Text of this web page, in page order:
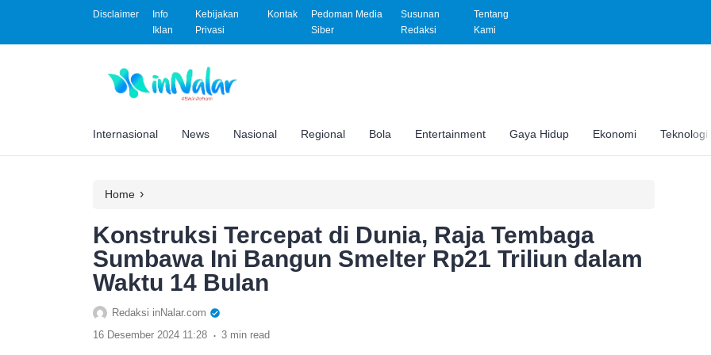
Disclaimer
Info
Iklan
Kebijakan
Privasi
Kontak
Pedoman Media
Siber
Susunan
Redaksi
Tentang
Kami
Internasional News Nasional Regional Bola Entertainment Gaya Hidup Ekonomi Teknologi
Home ›
Konstruksi Tercepat di Dunia, Raja Tembaga
Sumbawa Ini Bangun Smelter Rp21 Triliun dalam
Waktu 14 Bulan
Redaksi inNalar.com
16 Desember 2024 11:28 . 3 min read